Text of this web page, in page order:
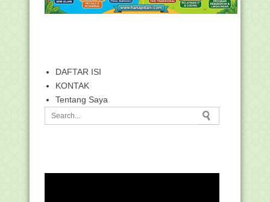
DAFTAR ISI
KONTAK
Tentang Saya